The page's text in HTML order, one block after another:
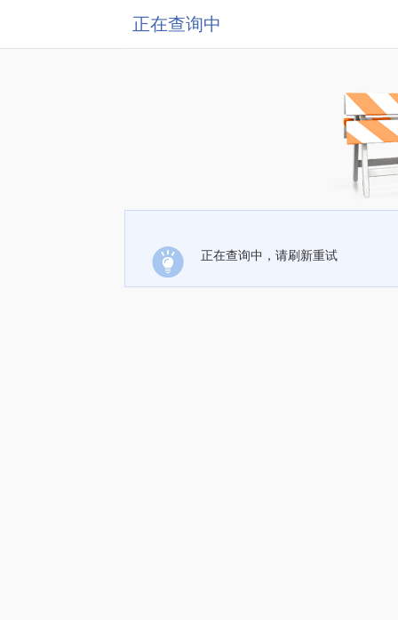
正在查询中
正在查询中，请刷新重试